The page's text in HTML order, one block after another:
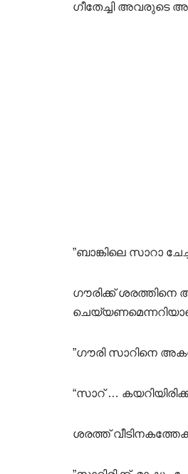
ഗീതേച്ചി അവരുടെ
”ബാങ്കിലെ സാറാ
ഗൗരിക്ക് ശരത്തിനെ
”ഗൗരി സാറിനെ
“സാറ് …
ശരത്ത്